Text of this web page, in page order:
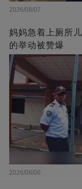
2026/08/07
妈妈急着上厕所
的举动被赞爆
2026/08/06